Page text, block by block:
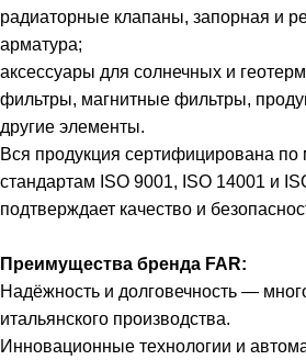
радиаторные клапаны, запорная и
арматура;
аксессуары для солнечных и
фильтры, магнитные фильтры,
другие элементы.
Вся продукция сертифицирована
стандартам ISO 9001, ISO 14001 и
подтверждает качество и
Преимущества бренда FAR:
Надёжность и долговечность —
итальянского производства.
Инновационные технологии и